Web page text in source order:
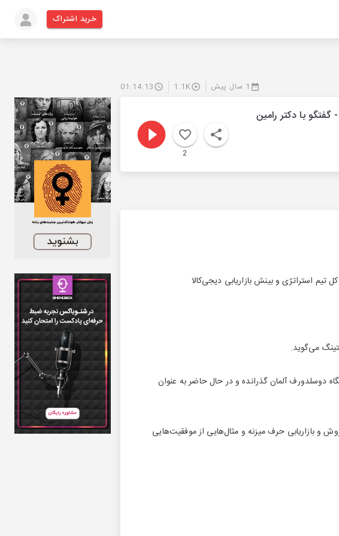
خرید اشتراک
1 سال پیش 1.1K
01:14:13
با دکتر رامین
2
می‌گوید.
دوسلدورف آلمان گذرانده و در حال حاضر به عنوان
و بازاریابی حرف ‌میز‌نه و مثال‌هایی از موفقیت‌هایی